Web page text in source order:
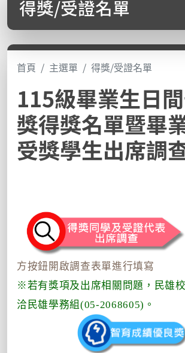
得獎/受證名單
首頁 主選單 得獎/受證名單
115級畢業生日
獎得獎名單暨畢
受獎學生出席調
方按鈕開啟調查表單進行填寫
※若有獎項及出席相關問題，民雄
洽民雄學務組(05-2068605)。